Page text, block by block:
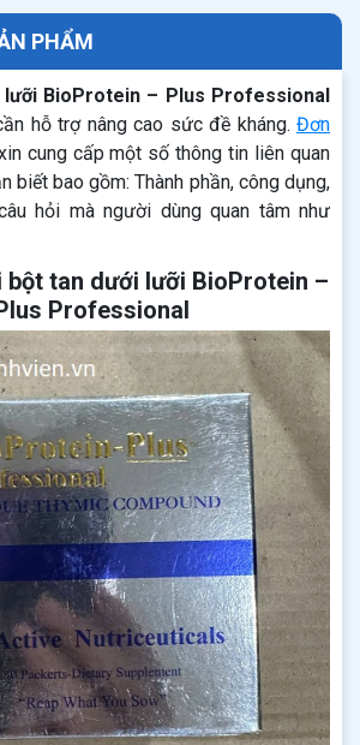
PHẨM
lưỡi BioProtein – Plus Professional
hỗ trợ nâng cao sức đề kháng. Đơn
cung cấp một số thông tin liên quan
biết bao gồm: Thành phần, công dụng,
hỏi mà người dùng quan tâm như
bột tan dưới lưỡi BioProtein –
Professional